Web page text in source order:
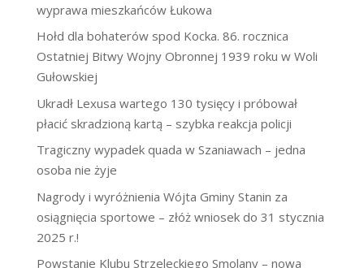
wyprawa mieszkańców Łukowa
Hołd dla bohaterów spod Kocka. 86. rocznica
Ostatniej Bitwy Wojny Obronnej 1939 roku w Woli
Gułowskiej
Ukradł Lexusa wartego 130 tysięcy i próbował
płacić skradzioną kartą – szybka reakcja policji
Tragiczny wypadek quada w Szaniawach – jedna
osoba nie żyje
Nagrody i wyróżnienia Wójta Gminy Stanin za
osiągnięcia sportowe – złóż wniosek do 31 stycznia
2025 r.!
Powstanie Klubu Strzeleckiego Smolany – nowa